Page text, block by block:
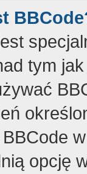
tym
BBCode
opcję